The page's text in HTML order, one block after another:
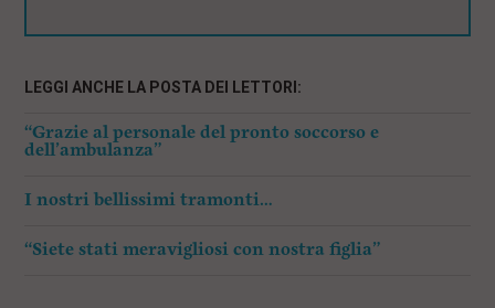
LEGGI ANCHE LA POSTA DEI LETTORI:
“Grazie al personale del pronto soccorso e
dell’ambulanza”
I nostri bellissimi tramonti…
“Siete stati meravigliosi con nostra figlia”